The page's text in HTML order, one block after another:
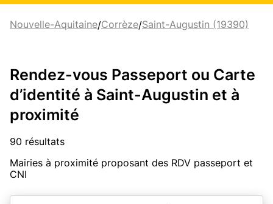
Nouvelle-Aquitaine/Corrèze/Saint-Augustin (19390)
Rendez-vous Passeport ou Carte
d’identité à Saint-Augustin et à
proximité
90 résultats
Mairies à proximité proposant des RDV passeport et
CNI